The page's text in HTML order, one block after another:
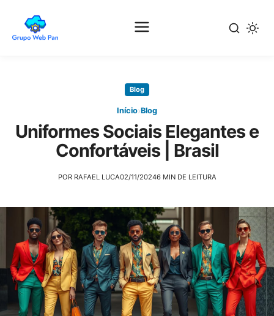
principal
Blog
Início›Blog
Uniformes Sociais Elegantes e
Confortáveis | Brasil
POR RAFAEL LUCA02/11/20246 MIN DE LEITURA